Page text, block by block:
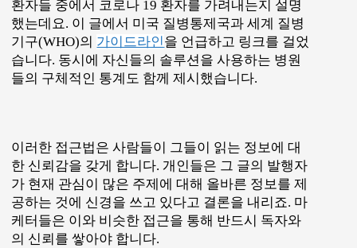
환자들 중에서 코로나 19 환자를 가려내는지 설명
했는데요. 이 글에서 미국 질병통제국과 세계 질병
기구(WHO)의 가이드라인을 언급하고 링크를 걸었
습니다. 동시에 자신들의 솔루션을 사용하는 병원
들의 구체적인 통계도 함께 제시했습니다.
이러한 접근법은 사람들이 그들이 읽는 정보에 대
한 신뢰감을 갖게 합니다. 개인들은 그 글의 발행자
가 현재 관심이 많은 주제에 대해 올바른 정보를 제
공하는 것에 신경을 쓰고 있다고 결론을 내리죠. 마
케터들은 이와 비슷한 접근을 통해 반드시 독자와
의 신뢰를 쌓아야 합니다.